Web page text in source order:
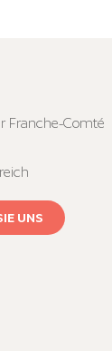
Franche-Comté
UNS